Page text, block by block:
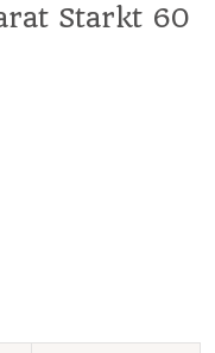
Starkt 60